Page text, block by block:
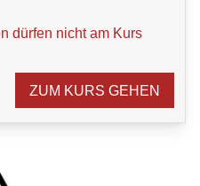
dürfen nicht am Kurs
ZUM KURS GEHEN